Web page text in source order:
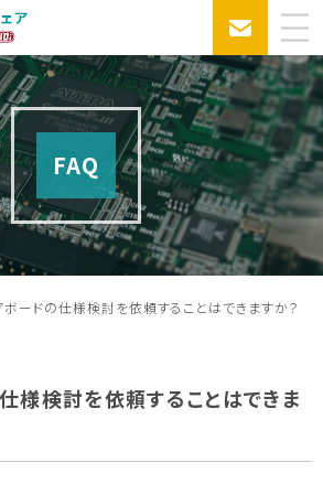
FAQ
ボードの仕様検討を依頼することはできますか？
様検討を依頼することはできま